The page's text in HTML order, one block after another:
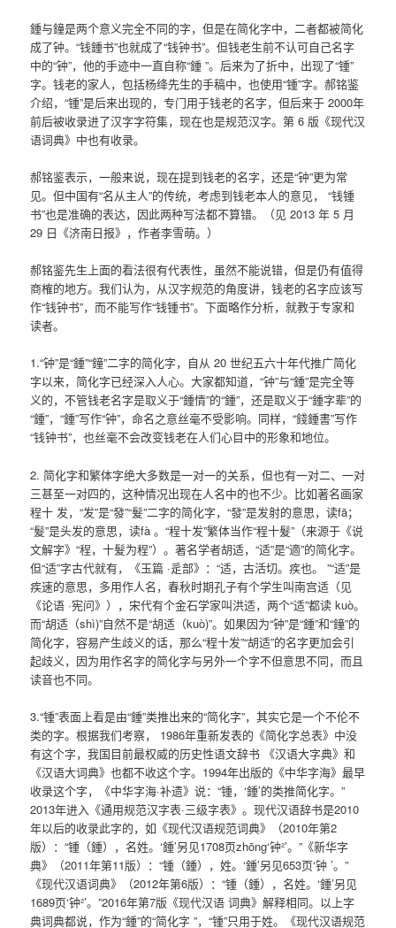
鍾与鐘是两个意义完全不同的字，但是在简化字中，二者都被简化
成了钟。“钱鍾书”也就成了“钱钟书”。但钱老生前不认可自己名字
中的“钟”，他的手迹中一直自称“鍾 ”。后来为了折中，出现了“锺”
字。钱老的家人，包括杨绛先生的手稿中，也使用“锺”字。郝铭鉴
介绍，“锺”是后来出现的，专门用于钱老的名字，但后来于 2000年
前后被收录进了汉字字符集，现在也是规范汉字。第 6 版《现代汉
语词典》中也有收录。
郝铭鉴表示，一般来说，现在提到钱老的名字，还是“钟”更为常
见。但中国有“名从主人”的传统，考虑到钱老本人的意见， “钱锺
书”也是准确的表达，因此两种写法都不算错。（见 2013 年 5 月
29 日《济南日报》，作者李雪萌。）
郝铭鉴先生上面的看法很有代表性，虽然不能说错，但是仍有值得
商榷的地方。我们认为，从汉字规范的角度讲，钱老的名字应该写
作“钱钟书”，而不能写作“钱锺书”。下面略作分析，就教于专家和
读者。
1.“钟”是“鍾”“鐘”二字的简化字，自从 20 世纪五六十年代推广简化
字以来，简化字已经深入人心。大家都知道，“钟”与“鍾”是完全等
义的，不管钱老名字是取义于“鍾情”的“鍾”，还是取义于“鍾字辈”的
“鍾”，“鍾”写作“钟”，命名之意丝毫不受影响。同样，“錢鍾書”写作
“钱钟书”，也丝毫不会改变钱老在人们心目中的形象和地位。
2. 简化字和繁体字绝大多数是一对一的关系，但也有一对二、一对
三甚至一对四的，这种情况出现在人名中的也不少。比如著名画家
程十 发，“发”是“發”“髮”二字的简化字，“發”是发射的意思，读fā；
“髮”是头发的意思，读fà 。“程十发”繁体当作“程十髮”（来源于《说
文解字》“程，十髮为程”）。著名学者胡适，“适”是“適”的简化字。
但“适”字古代就有，《玉篇 ·辵部》：“适，古活切。疾也。 ”“适”是
疾速的意思，多用作人名，春秋时期孔子有个学生叫南宫适（见
《论语 ·宪问》），宋代有个金石学家叫洪适，两个“适”都读 kuò。
而“胡适（shì)”自然不是“胡适（kuò)”。如果因为“钟”是“鍾”和“鐘”的
简化字，容易产生歧义的话，那么“程十发”“胡适”的名字更加会引
起歧义，因为用作名字的简化字与另外一个字不但意思不同，而且
读音也不同。
3.“锺”表面上看是由“鍾”类推出来的“简化字”，其实它是一个不伦不
类的字。根据我们考察， 1986年重新发表的《简化字总表》中没
有这个字，我国目前最权威的历史性语文辞书 《汉语大字典》和
《汉语大词典》也都不收这个字。1994年出版的《中华字海》最早
收录这个字，《中华字海·补遗》说：“锺，‘鍾’的类推简化字。”
2013年进入《通用规范汉字表·三级字表》。现代汉语辞书是2010
年以后的收录此字的，如《现代汉语规范词典》（2010年第2
版）：“锺（鍾），名姓。‘鍾’另见1708页zhōng‘钟²’。”《新华字
典》（2011年第11版）：“锺（鍾），姓。‘鍾’另见653页‘钟 ’。”
《现代汉语词典》（2012年第6版）：“锺（鍾），名姓。‘鍾’另见
1689页‘钟²’。”2016年第7版《现代汉语 词典》解释相同。以上字
典词典都说，作为“鍾”的“简化字 ”，“锺”只用于姓。《现代汉语规范